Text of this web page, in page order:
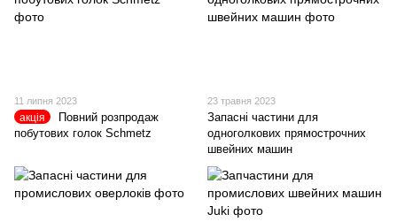
11 липня 2023
акція
Повний розпродаж
побутових голок Schmetz
23 травня 2023
Запасні частини для
одноголкових прямострочних
швейних машин